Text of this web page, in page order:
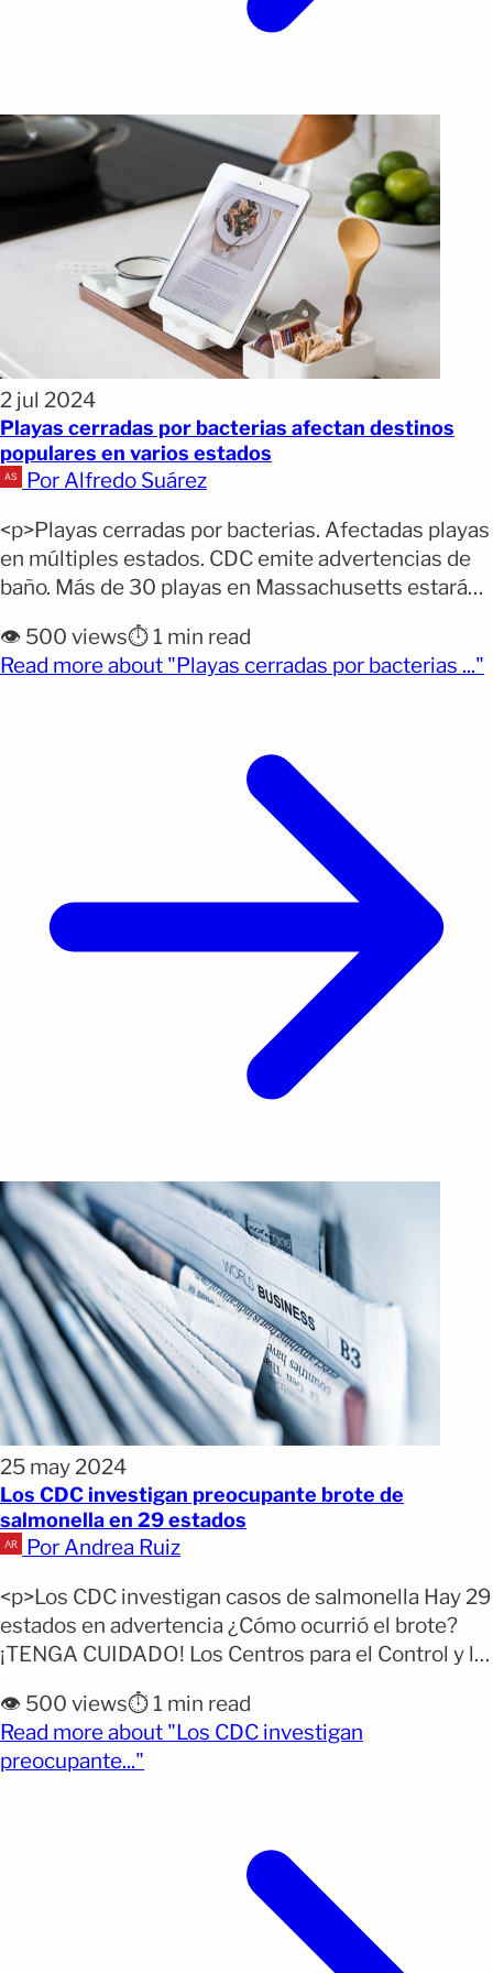
2 jul 2024
Playas cerradas por bacterias afectan destinos
populares en varios estados
Por Alfredo Suárez
<p>Playas cerradas por bacterias. Afectadas playas
en múltiples estados. CDC emite advertencias de
baño. Más de 30 playas en Massachusetts estarán
debido a preocupaciones por bacterias. Hasta el
lunes por la mañana, había 31 playas, lagos y
👁️ 500 views⏱️ 1 min read
Read more about "Playas cerradas por bacterias ..."
25 may 2024
Los CDC investigan preocupante brote de
salmonella en 29 estados
Por Andrea Ruiz
<p>Los CDC investigan casos de salmonella Hay 29
estados en advertencia ¿Cómo ocurrió el brote?
¡TENGA CUIDADO! Los Centros para el Control y la
investigando un brote de Salmonella. Hasta el
momento ha afectado a 109 personas en 29
estados de EE.UU., todas con antecedentes de
👁️ 500 views⏱️ 1 min read
Read more about "Los CDC investigan
preocupante..."